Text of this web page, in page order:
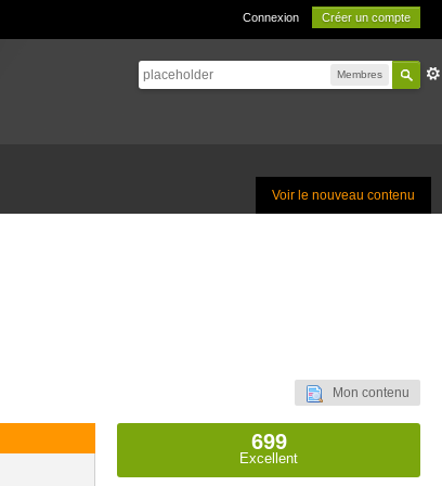
Connexion Créer un compte
Membres
Voir le nouveau contenu
Mon contenu
699
Excellent